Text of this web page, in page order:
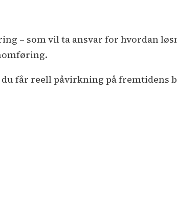
– som vil ta ansvar for hvordan
du får reell påvirkning på fremtidens